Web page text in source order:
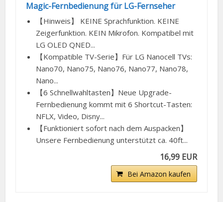
Magic-Fernbedienung für LG-Fernseher
【Hinweis】 KEINE Sprachfunktion. KEINE
Zeigerfunktion. KEIN Mikrofon. Kompatibel mit
LG OLED QNED...
【Kompatible TV-Serie】Für LG Nanocell TVs:
Nano70, Nano75, Nano76, Nano77, Nano78,
Nano...
【6 Schnellwahltasten】Neue Upgrade-
Fernbedienung kommt mit 6 Shortcut-Tasten:
NFLX, Video, Disny...
【Funktioniert sofort nach dem Auspacken】
Unsere Fernbedienung unterstützt ca. 40ft...
16,99 EUR
Bei Amazon kaufen